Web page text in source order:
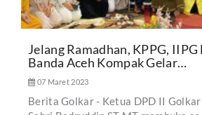
Jelang Ramadhan, KPPG,
Banda Aceh Kompak Gelar…
07 Maret 2023
Berita Golkar - Ketua DPD II Golkar